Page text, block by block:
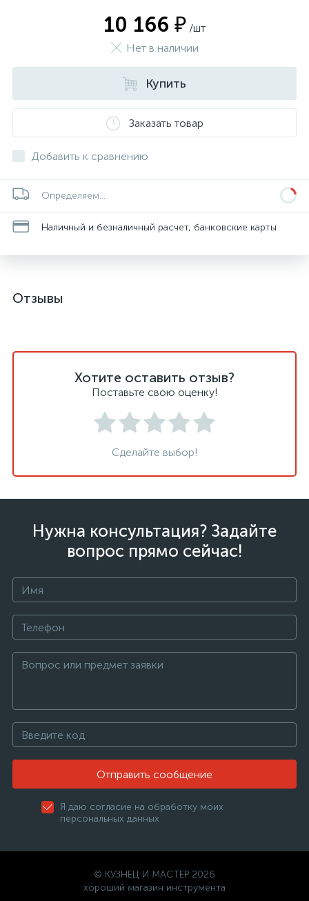
10 166 ₽ /шт
Нет в наличии
Купить
Заказать товар
Добавить к сравнению
Определяем...
Наличный и безналичный расчет, банковские карты
Отзывы
Хотите оставить отзыв?
Поставьте свою оценку!
Сделайте выбор!
Нужна консультация? Задайте
вопрос прямо сейчас!
Отправить сообщение
Я даю согласие на обработку моих
персональных данных
© КУЗНЕЦ И МАСТЕР 2026
хороший магазин инструмента